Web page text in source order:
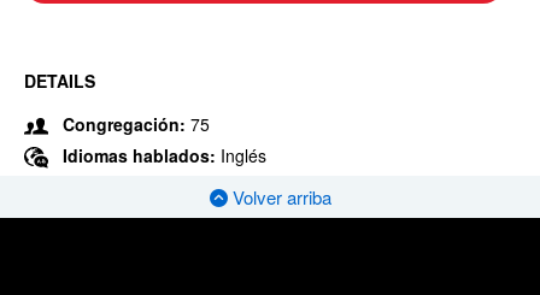
DETAILS
Congregación: 75
Idiomas hablados: Inglés
Volver arriba